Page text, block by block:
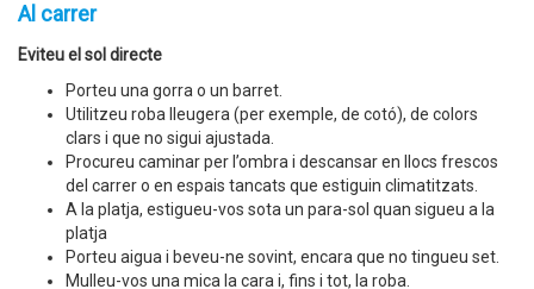
Al carrer
Eviteu el sol directe
Porteu una gorra o un barret.
Utilitzeu roba lleugera (per exemple, de cotó), de colors
clars i que no sigui ajustada.
Procureu caminar per l’ombra i descansar en llocs frescos
del carrer o en espais tancats que estiguin climatitzats.
A la platja, estigueu-vos sota un para-sol quan sigueu a la
platja
Porteu aigua i beveu-ne sovint, encara que no tingueu set.
Mulleu-vos una mica la cara i, fins i tot, la roba.